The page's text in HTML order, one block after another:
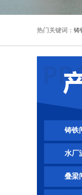
热门关键词： 铸
铸铁
水厂
叠梁